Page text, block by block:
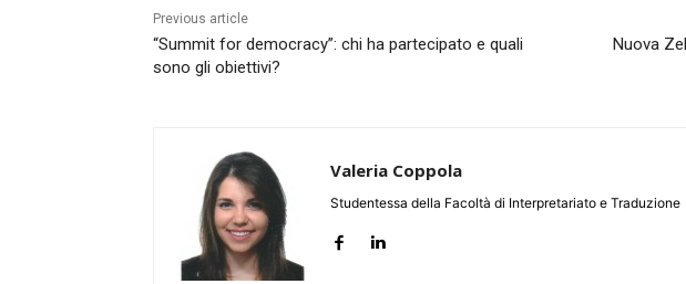
Previous article
“Summit for democracy”: chi ha partecipato e quali
sono gli obiettivi?
Nuova
Valeria Coppola
Studentessa della Facoltà di Interpretariato e Traduzione